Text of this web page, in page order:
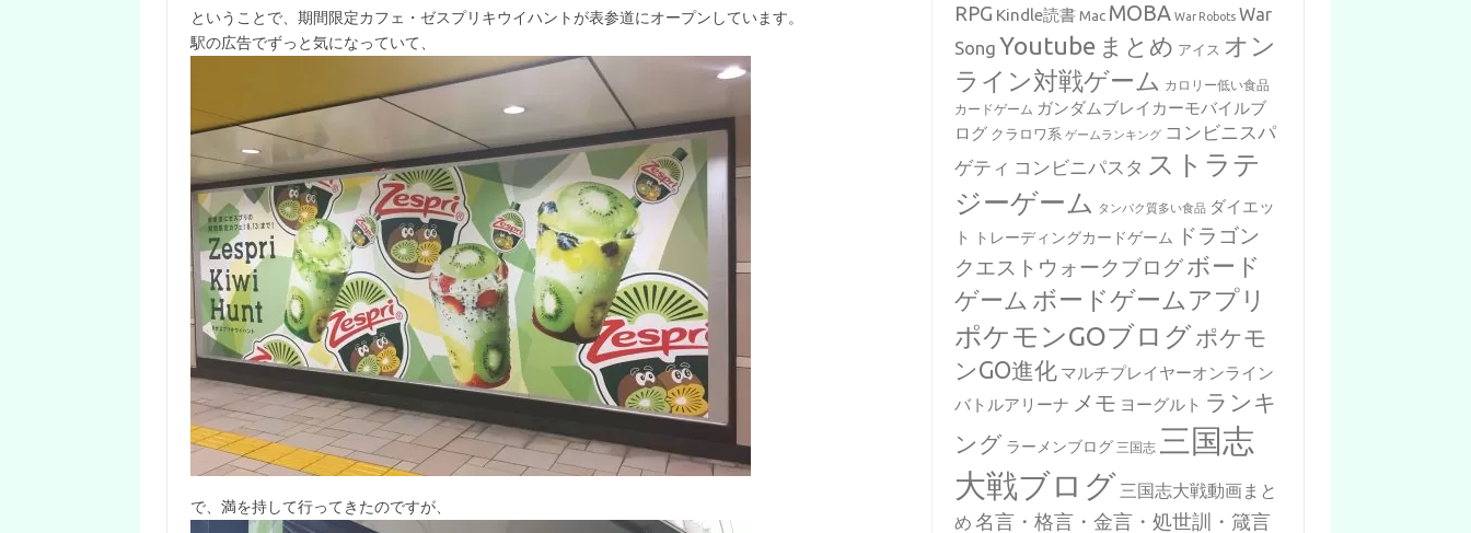
ということで、期間限定カフェ・ゼスプリキウイハントが表参道にオープンしています。
駅の広告でずっと気になっていて、
で、満を持して行ってきたのですが、
RPG Kindle読書 Mac MOBA War Robots War
Song Youtube まとめ アイス オン
ライン対戦ゲーム カロリー低い食品
カードゲーム ガンダムブレイカーモバイルブ
ログ クラロワ系 ゲームランキング コンビニスパ
ゲティ コンビニパスタ ストラテ
ジーゲーム
タンパク質多い食品 ダイエッ
ト
トレーディングカードゲーム
ドラゴン
クエストウォークブログボード
ゲーム ボードゲームアプリ
ポケモンGOブログポケモ
ンGO進化 マルチプレイヤーオンライン
バトルアリーナ メモ ヨーグルト ランキ
ング ラーメンブログ 三国志 三国志
大戦ブログ 三国志大戦動画まと
め 名言・格言・金言・処世訓・箴言